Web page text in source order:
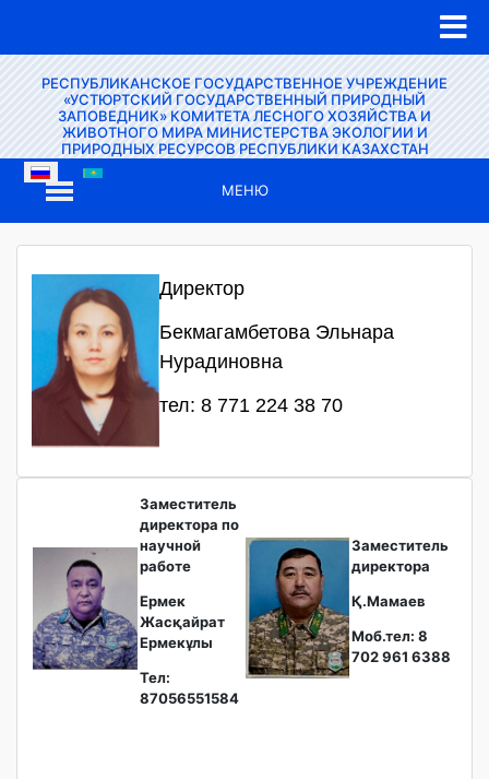
РЕСПУБЛИКАНСКОЕ ГОСУДАРСТВЕННОЕ УЧРЕЖДЕНИЕ
«УСТЮРТСКИЙ ГОСУДАРСТВЕННЫЙ ПРИРОДНЫЙ
ЗАПОВЕДНИК» КОМИТЕТА ЛЕСНОГО ХОЗЯЙСТВА И
ЖИВОТНОГО МИРА МИНИСТЕРСТВА ЭКОЛОГИИ И
ПРИРОДНЫХ РЕСУРСОВ РЕСПУБЛИКИ КАЗАХСТАН
МЕНЮ
Директор
Бекмагамбетова Эльнара
Нурадиновна
тел: 8 771 224 38 70
Заместитель
директора по
научной
работе
Ермек
Жасқайрат
Ермекұлы
Тел:
87056551584
Заместитель
директора
Қ.Мамаев
Моб.тел: 8
702 961 6388